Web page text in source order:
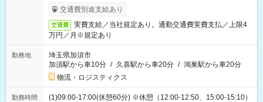
交通費別途支給あり
交通費
実費支給／当社規定あり。通勤交通費実費支払／上限4
万円／月※規定あり
勤務地
埼玉県加須市
加須駅から車10分 / 久喜駅から車20分 / 鴻巣駅から車20分
物流・ロジスティクス
勤務時間 (1)09:00-17:00(休憩60分) ※休憩（12:00-12:50、15:00-15:10）